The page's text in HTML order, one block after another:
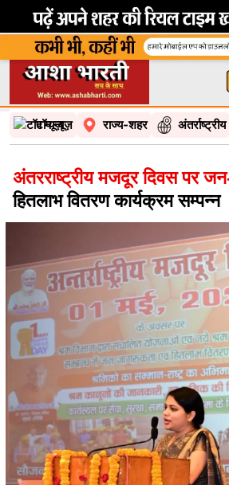
टॉप न्यूज़ राज्य-शहर अंतर्राष्ट्रीय
अंतरराष्ट्रीय मजदूर दिवस पर
हितलाभ वितरण कार्यक्रम सम्पन्न